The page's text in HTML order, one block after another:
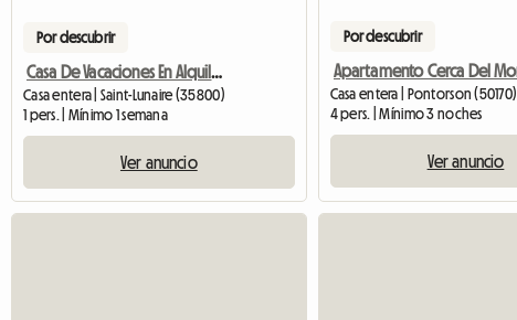
Por descubrir
Casa De Vacaciones En Alquiler Saint Lunaire
Casa entera | Saint-Lunaire (35800)
1 pers. | Mínimo 1 semana
Ver anuncio
Por descubrir
Casa entera | Pontorson (50170)
4 pers. | Mínimo 3 noches
Ver anuncio